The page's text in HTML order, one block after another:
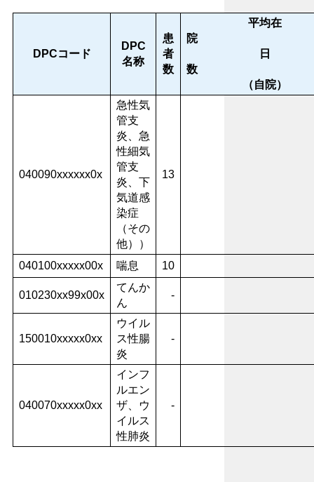
DPCコード
DPC
名称
患
者
数
平均在
日
（自院）
040090xxxxxx0x
急性気
管支
炎、急
性細気
管支
炎、下
気道感
染症
（その
他））
13
040100xxxxx00x 喘息 10
010230xx99x00x
てんか
ん
-
150010xxxxx0xx
ウイル
ス性腸
炎
-
040070xxxxx0xx
インフ
ルエン
ザ、ウ
イルス
性肺炎
-